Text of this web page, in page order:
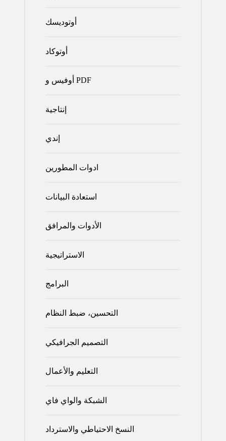
أوتوديسك
أوتوكاد
أوفيس و PDF
إنتاجية
إندي
ادوات المطورين
استعادة البيانات
الأدوات والمرافق
الاستراتيجية
البرامج
التحسين، ضبط النظام
التصميم الجرافيكي
التعليم والأعمال
الشبكة والواي فاي
النسخ الاحتياطي والاسترداد